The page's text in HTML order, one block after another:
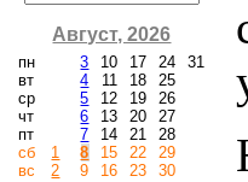
Август, 2026
пн
вт
ср
чт
пт
сб
вс
1
2
3
4
5
6
7
8
9
10
11
12
13
14
15
16
17
18
19
20
21
22
23
24
25
26
27
28
29
30
31